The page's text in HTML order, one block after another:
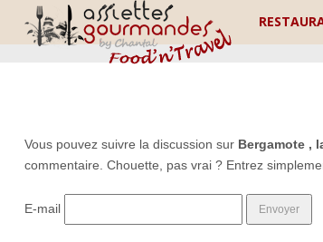
Vous pouvez suivre la discussion sur Bergamote ,
commentaire. Chouette, pas vrai ? Entrez
E-mail